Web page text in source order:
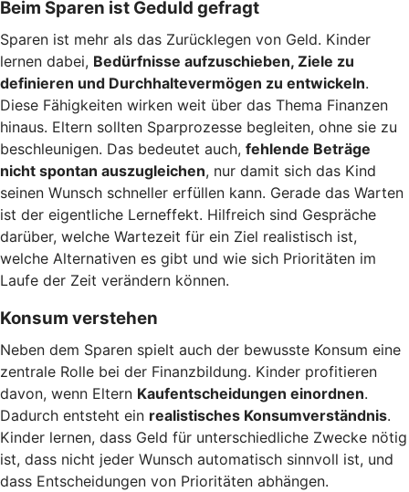
Beim Sparen ist Geduld gefragt
Sparen ist mehr als das Zurücklegen von Geld. Kinder
lernen dabei, Bedürfnisse aufzuschieben, Ziele zu
definieren und Durchhaltevermögen zu entwickeln.
Diese Fähigkeiten wirken weit über das Thema Finanzen
hinaus. Eltern sollten Sparprozesse begleiten, ohne sie zu
beschleunigen. Das bedeutet auch, fehlende Beträge
nicht spontan auszugleichen, nur damit sich das Kind
seinen Wunsch schneller erfüllen kann. Gerade das Warten
ist der eigentliche Lerneffekt. Hilfreich sind Gespräche
darüber, welche Wartezeit für ein Ziel realistisch ist,
welche Alternativen es gibt und wie sich Prioritäten im
Laufe der Zeit verändern können.
Konsum verstehen
Neben dem Sparen spielt auch der bewusste Konsum eine
zentrale Rolle bei der Finanzbildung. Kinder profitieren
davon, wenn Eltern Kaufentscheidungen einordnen.
Dadurch entsteht ein realistisches Konsumverständnis.
Kinder lernen, dass Geld für unterschiedliche Zwecke nötig
ist, dass nicht jeder Wunsch automatisch sinnvoll ist, und
dass Entscheidungen von Prioritäten abhängen.